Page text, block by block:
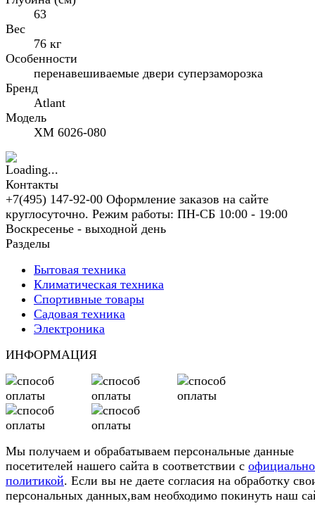
63
Вес
76 кг
Особенности
перенавешиваемые двери суперзаморозка
Бренд
Atlant
Модель
ХМ 6026-080
Контакты
+7(495) 147-92-00 Оформление заказов на сайте
круглосуточно. Режим работы: ПН-СБ 10:00 - 19:00
Воскресенье - выходной день
Разделы
Бытовая техника
Климатическая техника
Спортивные товары
Садовая техника
Электроника
ИНФОРМАЦИЯ
Мы получаем и обрабатываем персональные данные
посетителей нашего сайта в соответствии с
политикой. Если вы не даете согласия на обработку
персональных данных,вам необходимо покинуть наш